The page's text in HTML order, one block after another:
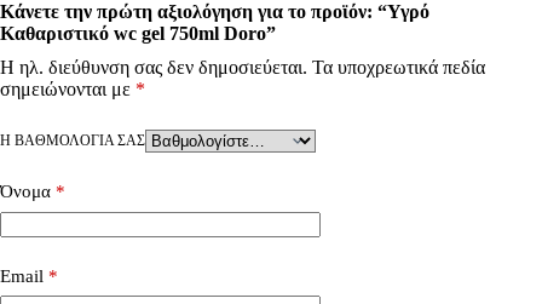
Κάνετε την πρώτη αξιολόγηση για το προϊόν: “Υγρό
Καθαριστικό wc gel 750ml Doro”
Η ηλ. διεύθυνση σας δεν δημοσιεύεται. Τα υποχρεωτικά πεδία
σημειώνονται με *
Η ΒΑΘΜΟΛΟΓΊΑ ΣΑΣ
Όνομα *
Email *